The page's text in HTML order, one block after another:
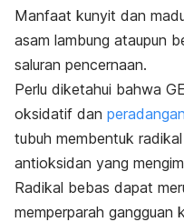
Manfaat kunyit dan
asam lambung ataupun
saluran pencernaan.
Perlu diketahui bahwa
oksidatif dan peradangan
tubuh membentuk
antioksidan yang
Radikal bebas dapat
memperparah gangguan